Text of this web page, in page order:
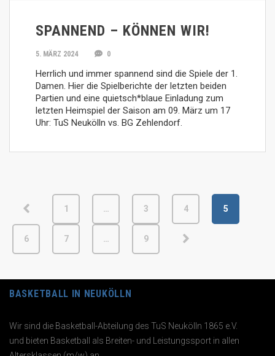
SPANNEND – KÖNNEN WIR!
5. MÄRZ 2024 0
Herrlich und immer spannend sind die Spiele der 1.
Damen. Hier die Spielberichte der letzten beiden
Partien und eine quietsch*blaue Einladung zum
letzten Heimspiel der Saison am 09. März um 17
Uhr: TuS Neukölln vs. BG Zehlendorf.
1 … 3 4 5
6 7 … 9
BASKETBALL IN NEUKÖLLN
Wir sind die Basketball-Abteilung des TuS Neukölln 1865 e.V.
und bieten Basketball als Breiten- und Leistungssport in allen